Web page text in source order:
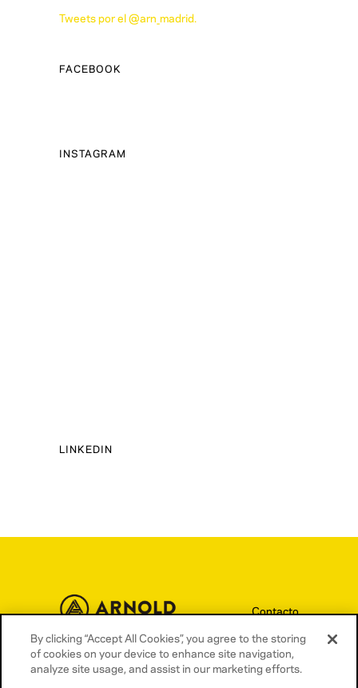
Tweets por el @arn_madrid.
FACEBOOK
INSTAGRAM
LINKEDIN
Contacto
Términos y condiciones
Política de privacidad
By clicking “Accept All Cookies”, you agree to the storing
of cookies on your device to enhance site navigation,
analyze site usage, and assist in our marketing efforts.